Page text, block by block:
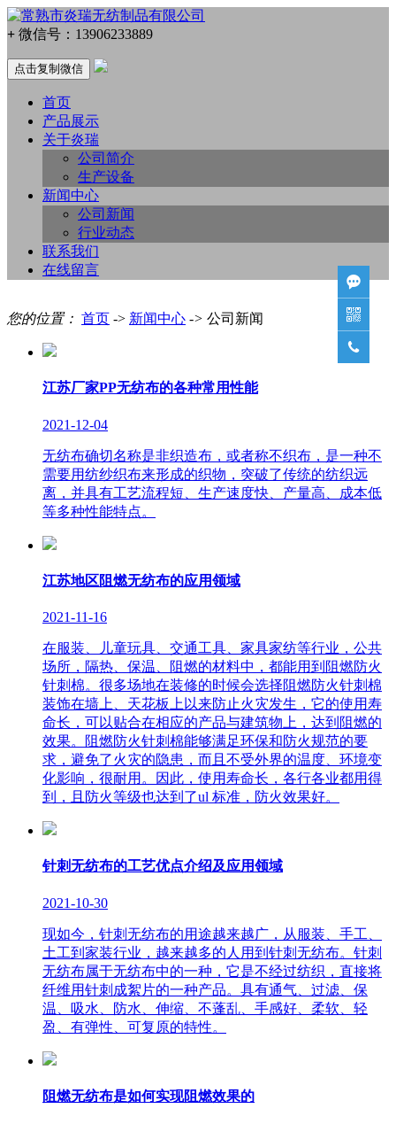
+ 微信号： 13906233889
点击复制微信
首页
产品展示
关于炎瑞
公司简介
生产设备
新闻中心
公司新闻
行业动态
联系我们
在线留言
您的位置： 首页 -> 新闻中心 -> 公司新闻
江苏厂家PP无纺布的各种常用性能
2021-12-04
无纺布确切名称是非织造布，或者称不织布，是一种不
需要用纺纱织布来形成的织物，突破了传统的纺织远
离，并具有工艺流程短、生产速度快、产量高、成本低
等多种性能特点。
江苏地区阻燃无纺布的应用领域
2021-11-16
在服装、儿童玩具、交通工具、家具家纺等行业，公共
场所，隔热、保温、阻燃的材料中，都能用到阻燃防火
针刺棉。很多场地在装修的时候会选择阻燃防火针刺棉
装饰在墙上、天花板上以来防止火灾发生，它的使用寿
命长，可以贴合在相应的产品与建筑物上，达到阻燃的
效果。阻燃防火针刺棉能够满足环保和防火规范的要
求，避免了火灾的隐患，而且不受外界的温度、环境变
化影响，很耐用。因此，使用寿命长，各行各业都用得
到，且防火等级也达到了ul 标准，防火效果好。
针刺无纺布的工艺优点介绍及应用领域
2021-10-30
现如今，针刺无纺布的用途越来越广，从服装、手工、
土工到家装行业，越来越多的人用到针刺无纺布。针刺
无纺布属于无纺布中的一种，它是不经过纺织，直接将
纤维用针刺成絮片的一种产品。具有通气、过滤、保
温、吸水、防水、伸缩、不蓬乱、手感好、柔软、轻
盈、有弹性、可复原的特性。
阻燃无纺布是如何实现阻燃效果的


